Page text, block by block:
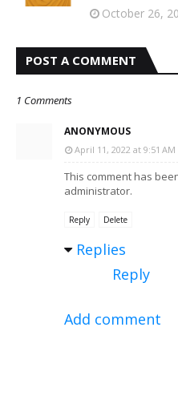
October 26,
POST A COMMENT
1 Comments
ANONYMOUS
April 11, 2022 at 9:51 AM
This comment has
administrator.
Reply Delete
Replies
Reply
Add comment